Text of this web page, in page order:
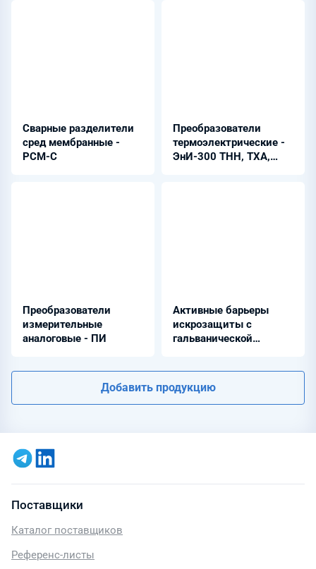
Сварные разделители
сред мембранные -
РСМ-С
Преобразователи
термоэлектрические -
ЭнИ-300 ТНН, ТХА,
Преобразователи
измерительные
аналоговые - ПИ
Активные барьеры
искрозащиты с
гальванической
Добавить продукцию
Поставщики
Каталог поставщиков
Референс-листы